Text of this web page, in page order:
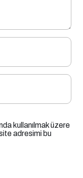
kullanılmak üzere
adresimi bu